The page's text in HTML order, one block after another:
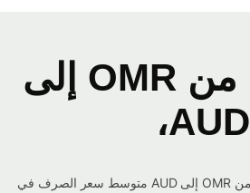
المخطط من OMR إلى
AUD،
يستخدم مخططنا التفاعلي من OMR إلى AUD متوسط ​​سعر الصرف في